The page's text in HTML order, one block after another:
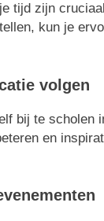
tijd zijn
kun je
volgen
bij te scholen
en